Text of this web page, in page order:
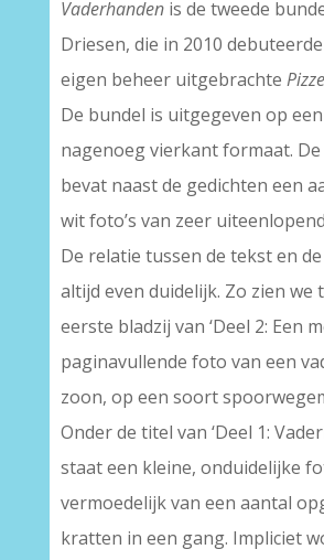
Vaderhandenis de tweede
Driesen, die in 2010
eigen beheer uitgebrachte
De bundel is uitgegeven op
nagenoeg vierkant formaat.
bevat naast de gedichten een
wit foto’s van zeer
De relatie tussen de tekst en
altijd even duidelijk. Zo zien we
eerste bladzij van ‘Deel 2: Een
paginavullende foto van een
zoon, op een soort
Onder de titel van ‘Deel 1:
staat een kleine, onduidelijke
vermoedelijk van een aantal
kratten in een gang. Impliciet